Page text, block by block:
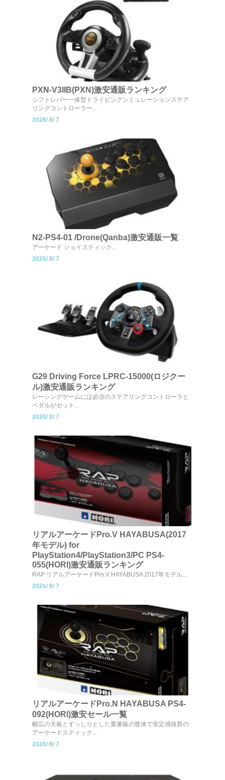
PXN-V3IIB(PXN)激安通販ランキング
シフトレバー一体型ドライビングシミュレーションステア
リングコントローラー...
2026/ 8/ 7
N2-PS4-01 /Drone(Qanba)激安通販一覧
アーケード ジョイスティック...
2026/ 8/ 7
G29 Driving Force LPRC-15000(ロジクー
ル)激安通販ランキング
レーシングゲームには必須のステアリングコントローラと
ペダルがセット...
2026/ 8/ 7
リアルアーケードPro.V HAYABUSA(2017
年モデル) for
PlayStation4/PlayStation3/PC PS4-
055(HORI)激安通販ランキング
RAP リアルアーケードPro.V HAYABUSA 2017年モデル...
2026/ 8/ 7
リアルアーケードPro.N HAYABUSA PS4-
092(HORI)激安セール一覧
幅広の天板とずっしりとした重量級の筐体で安定感抜群の
アーケードスティック...
2026/ 8/ 7